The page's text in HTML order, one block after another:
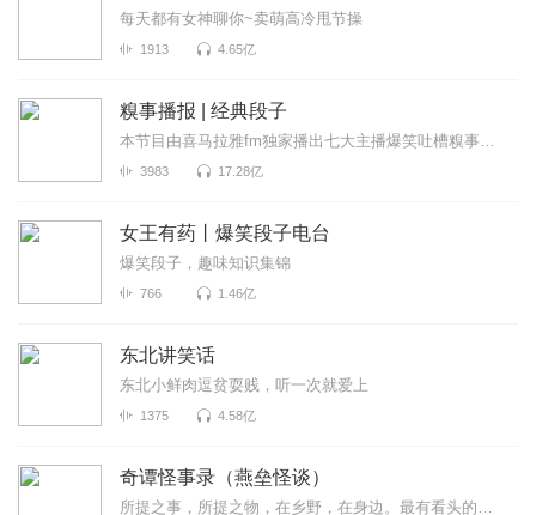
每天都有女神聊你~卖萌高冷甩节操
1913 4.65亿
糗事播报 | 经典段子
本节目由喜马拉雅fm独家播出七大主播爆笑吐槽糗事囧闻，包你开心一整天
3983 17.28亿
女王有药丨爆笑段子电台
爆笑段子，趣味知识集锦
766 1.46亿
东北讲笑话
东北小鲜肉逗贫耍贱，听一次就爱上
1375 4.58亿
奇谭怪事录（燕垒怪谈）
所提之事，所提之物，在乡野，在身边。最有看头的志怪小说，你没听过的奇谭怪事。原著：燕垒生